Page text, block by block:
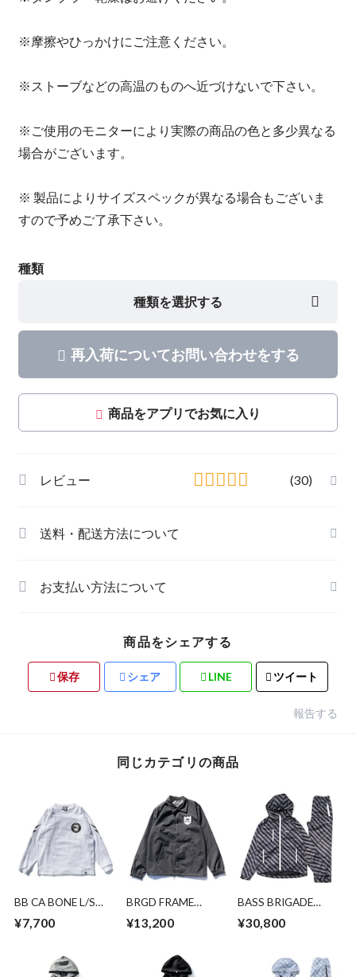
※摩擦やひっかけにご注意ください。
※ストーブなどの高温のものへ近づけないで下さい。
※ご使用のモニターにより実際の商品の色と多少異なる
場合がございます。
※ 製品によりサイズスペックが異なる場合もございま
すので予めご了承下さい。
種類
種類を選択する
再入荷についてお問い合わせをする
商品をアプリでお気に入り
レビュー (30)
送料・配送方法について
お支払い方法について
商品をシェアする
保存 シェア LINE ツイート
報告する
同じカテゴリの商品
BB CA BONE L/S
TEE - WHITE -
¥7,700
BRGD FRAME
COACHES
JACKET -
¥13,200
BASS BRIGADE
PACKABLE JACKET
& PANTS SET -
¥30,800